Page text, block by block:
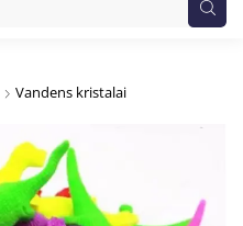
Vandens kristalai